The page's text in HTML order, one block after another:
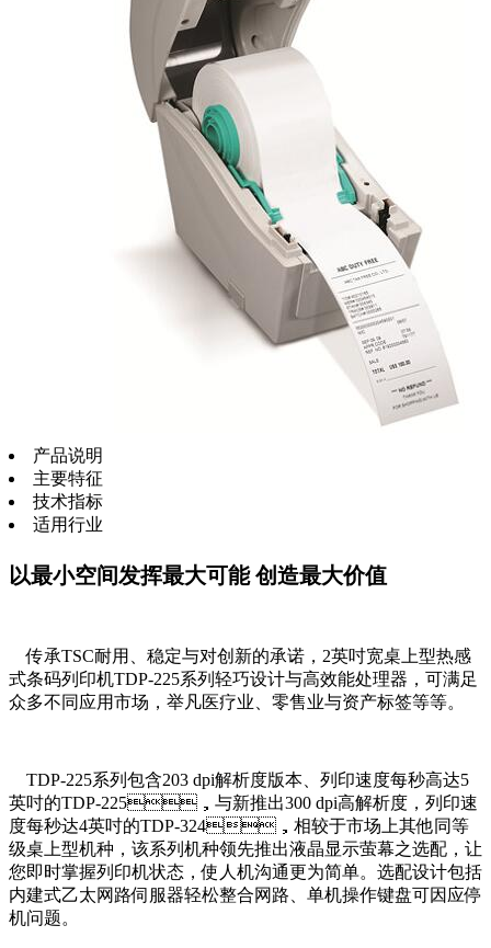
产品说明
主要特征
技术指标
适用行业
以最小空间发挥最大可能 创造最大价值
传承TSC耐用、稳定与对创新的承诺，2英吋宽桌上型热感
式条码列印机TDP-225系列轻巧设计与高效能处理器，可满足
众多不同应用市场，举凡医疗业、零售业与资产标签等等。
TDP-225系列包含203 dpi解析度版本、列印速度每秒高达5
英吋的TDP-225，与新推出300 dpi高解析度，列印速
度每秒达4英吋的TDP-324，相较于市场上其他同等
级桌上型机种，该系列机种领先推出液晶显示萤幕之选配，让
您即时掌握列印机状态，使人机沟通更为简单。选配设计包括
内建式乙太网路伺服器轻松整合网路、单机操作键盘可因应停
机问题。